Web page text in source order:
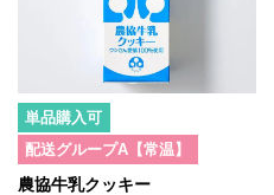
単品購入可
配送グループA【常温】
農協牛乳クッキー